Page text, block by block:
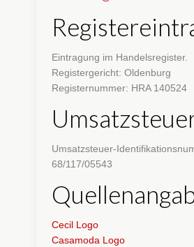
Eintragung im Handelsregister.
Registergericht: Oldenburg
Registernummer: HRA 140524
Umsatzsteuer-
68/117/05543
Cecil Logo
Casamoda Logo